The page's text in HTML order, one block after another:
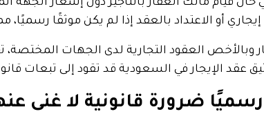
أو الاعتداد بالعقد إذا لم يكن موثقًا
وبالأخص العقود التجارية لدى الجهات المختصة،
عقد الإيجار في السعودية قد تقود إلى تبعات
ضرورة قانونية لا غنى